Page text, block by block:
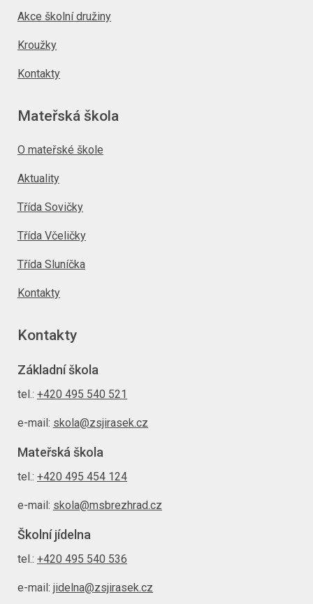
Akce školní družiny
Kroužky
Kontakty
Mateřská škola
O mateřské škole
Aktuality
Třída Sovičky
Třída Včeličky
Třída Sluníčka
Kontakty
Kontakty
Základní škola
tel.: +420 495 540 521
e-mail: skola@zsjirasek.cz
Mateřská škola
tel.: +420 495 454 124
e-mail: skola@msbrezhrad.cz
Školní jídelna
tel.: +420 495 540 536
e-mail: jidelna@zsjirasek.cz